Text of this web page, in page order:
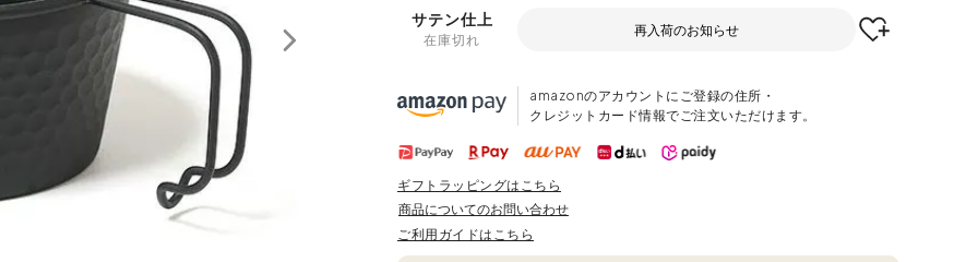
サテン仕上
在庫切れ
再入荷のお知らせ
amazonのアカウントにご登録の住所・
クレジットカード情報でご注文いただけます。
ギフトラッピングはこちら
商品についてのお問い合わせ
ご利用ガイドはこちら